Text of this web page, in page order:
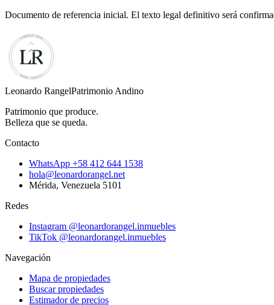
Documento de referencia inicial. El texto legal definitivo será
Leonardo RangelPatrimonio Andino
Patrimonio que produce.
Belleza que se queda.
Contacto
WhatsApp +58 412 644 1538
hola@leonardorangel.net
Mérida, Venezuela 5101
Redes
Instagram @leonardorangel.inmuebles
TikTok @leonardorangel.inmuebles
Navegación
Mapa de propiedades
Buscar propiedades
Estimador de precios